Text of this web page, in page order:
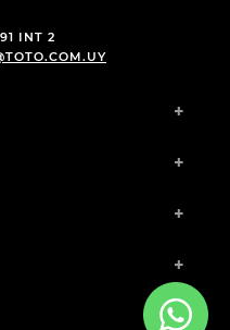
INT 2
+
+
+
+